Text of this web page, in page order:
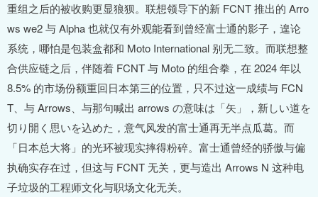
重组之后的被收购更显狼狈。联想领导下的新 FCNT 推出的 Arro
ws we2 与 Alpha 也就仅有外观能看到曾经富士通的影子，遑论
系统，哪怕是包装盒都和 Moto International 别无二致。而联想整
合供应链之后，伴随着 FCNT 与 Moto 的组合拳，在 2024 年以
8.5% 的市场份额重回日本第三的位置，只不过这一成绩与 FCN
T、与 Arrows、与那句喊出 arrows の意味は「矢」，新しい道を
切り開く思いを込めた，意气风发的富士通再无半点瓜葛。而
「日本总大将」的光环被现实摔得粉碎。富士通曾经的骄傲与偏
执确实存在过，但这与 FCNT 无关，更与造出 Arrows N 这种电
子垃圾的工程师文化与职场文化无关。